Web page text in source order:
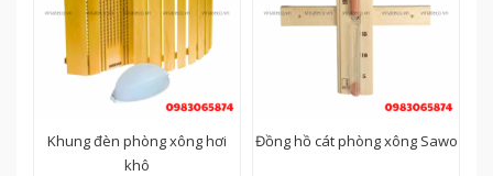
Khung đèn phòng xông hơi
khô
Đồng hồ cát phòng xông Sawo